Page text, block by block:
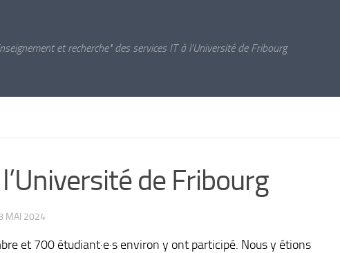
et recherche" des services IT à l'Université de Fribourg
de Fribourg
MAI 2024
et 700 étudiant·e·s environ y ont participé. Nous y étions